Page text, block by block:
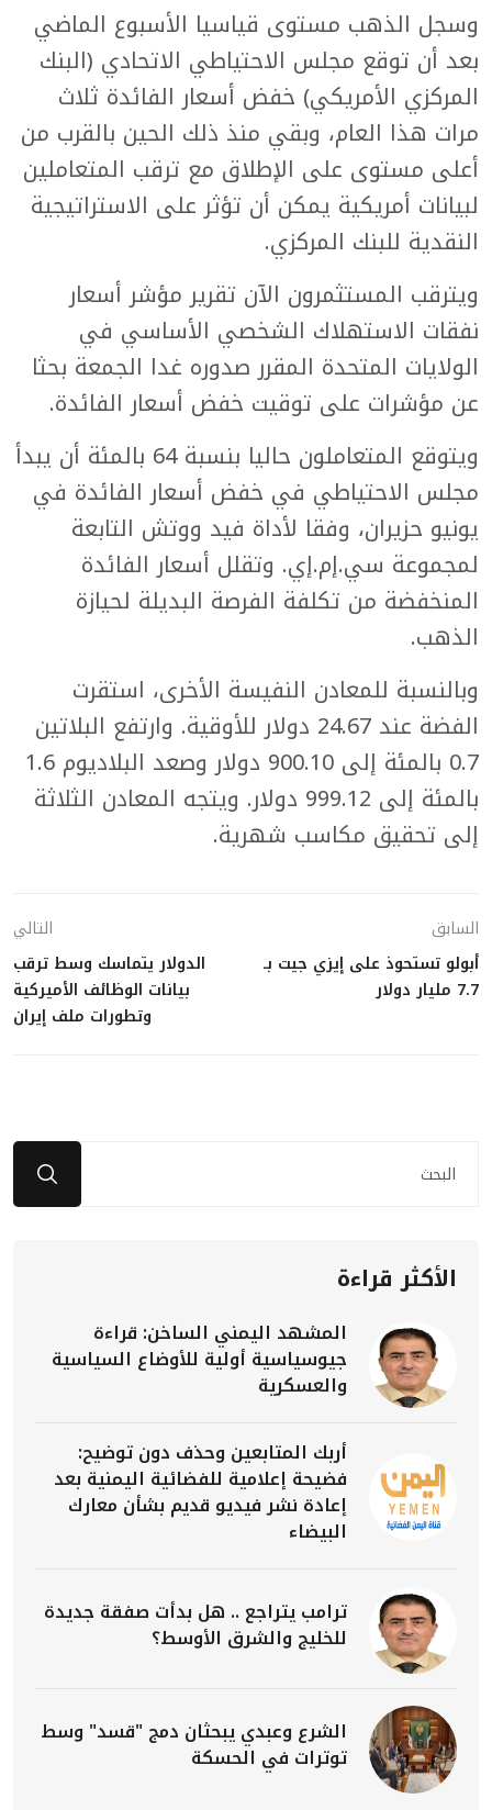
وسجل الذهب مستوى قياسيا الأسبوع الماضي
بعد أن توقع مجلس الاحتياطي الاتحادي (البنك
المركزي الأمريكي) خفض أسعار الفائدة ثلاث
مرات هذا العام، وبقي منذ ذلك الحين بالقرب من
أعلى مستوى على الإطلاق مع ترقب المتعاملين
لبيانات أمريكية يمكن أن تؤثر على الاستراتيجية
النقدية للبنك المركزي.
ويترقب المستثمرون الآن تقرير مؤشر أسعار
نفقات الاستهلاك الشخصي الأساسي في
الولايات المتحدة المقرر صدوره غدا الجمعة بحثا
عن مؤشرات على توقيت خفض أسعار الفائدة.
ويتوقع المتعاملون حاليا بنسبة 64 بالمئة أن يبدأ
مجلس الاحتياطي في خفض أسعار الفائدة في
يونيو حزيران، وفقا لأداة فيد ووتش التابعة
لمجموعة سي.إم.إي. وتقلل أسعار الفائدة
المنخفضة من تكلفة الفرصة البديلة لحيازة
الذهب.
وبالنسبة للمعادن النفيسة الأخرى، استقرت
الفضة عند 24.67 دولار للأوقية. وارتفع البلاتين
0.7 بالمئة إلى 900.10 دولار وصعد البلاديوم 1.6
بالمئة إلى 999.12 دولار. ويتجه المعادن الثلاثة
إلى تحقيق مكاسب شهرية.
السابق
أبولو تستحوذ على إيزي جيت بـ
7.7 مليار دولار
التالي
الدولار يتماسك وسط ترقب
بيانات الوظائف الأميركية
وتطورات ملف إيران
الأكثر قراءة
المشهد اليمني الساخن: قراءة
جيوسياسية أولية للأوضاع السياسية
والعسكرية
أربك المتابعين وحذف دون توضيح:
فضيحة إعلامية للفضائية اليمنية بعد
إعادة نشر فيديو قديم بشأن معارك
البيضاء
ترامب يتراجع .. هل بدأت صفقة جديدة
للخليج والشرق الأوسط؟
الشرع وعبدي يبحثان دمج "قسد" وسط
توترات في الحسكة